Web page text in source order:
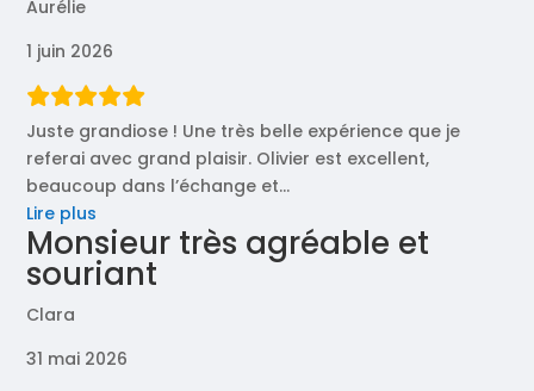
Aurélie
1 juin 2026
Juste grandiose ! Une très belle expérience que je
referai avec grand plaisir. Olivier est excellent,
beaucoup dans l’échange et…
Lire plus
grandiose
! »
Monsieur très agréable et
souriant
Clara
31 mai 2026